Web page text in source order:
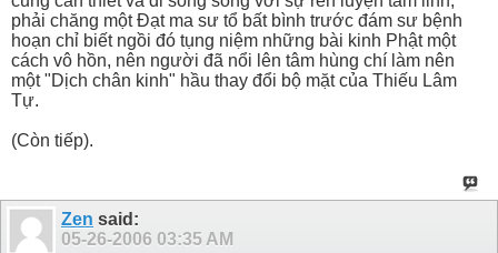
phải chăng một Đạt ma sư tổ bất bình trước đám sư bệnh
hoạn chỉ biết ngồi đó tụng niệm những bài kinh Phật một
cách vô hồn, nên người đã nổi lên tâm hùng chí làm nên
một "Dịch chân kinh" hầu thay đổi bộ mặt của Thiếu Lâm
Tự.
(Còn tiếp).
Zen said:
05-26-2006 03:35 AM